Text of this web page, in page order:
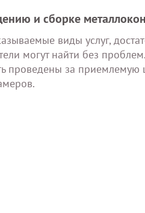
и сборке
виды услуг,
могут найти без
проведены за